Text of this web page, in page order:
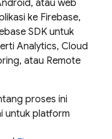
atau web
ke Firebase,
SDK untuk
Analytics, Cloud
, atau Remote
proses ini
untuk platform